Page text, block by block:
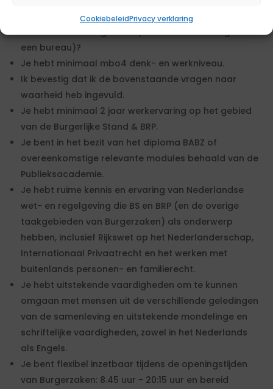
CookiebeleidPrivacy verklaring
Is de kandidaat een zzp’er en wordt deze
rechtstreeks voorgesteld (zonder bemiddeling door
een bureau)?
Je hebt minimaal mbo4 denk- en werkniveau.
Ik bevestig dat ik de bovenstaande vragen naar
waarheid heb ingevuld.
Je hebt minimaal 2 jaar werkervaring op het gebied
van de Burgerlijke Stand & BRP.
Je bent in het bezit van het diploma BABZ of
overeenkomstige relevante modules behaald van de
Publieksacademie.
Je hebt ruime kennis en ervaring van Nederlandse
wet- en regelgeving die BS en BRP (en de overige
taakgebieden van Burgerzaken) als onderwerp
hebben, inclusief Rijkswet op het Nederlanderschap,
Internationaal Privaatrecht en het werken met
buitenlands personen- en familierecht.
Je hebt uitstekende vaardigheden om te kunnen
omgaan met mensen uit de verschillende geledingen
van de samenleving en uitstekende mondelinge en
schriftelijke vaardigheden, zowel in het Nederlands
als Engels.
Je bent flexibel inzetbaar tijdens de openingstijden
van Burgerzaken: 8.45 uur - 20:15 uur en bereid